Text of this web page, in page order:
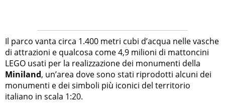
Il parco vanta circa 1.400 metri cubi d’acqua nelle vasche
di attrazioni e qualcosa come 4,9 milioni di mattoncini
LEGO usati per la realizzazione dei monumenti della
Miniland, un’area dove sono stati riprodotti alcuni dei
monumenti e dei simboli più iconici del territorio
italiano in scala 1:20.